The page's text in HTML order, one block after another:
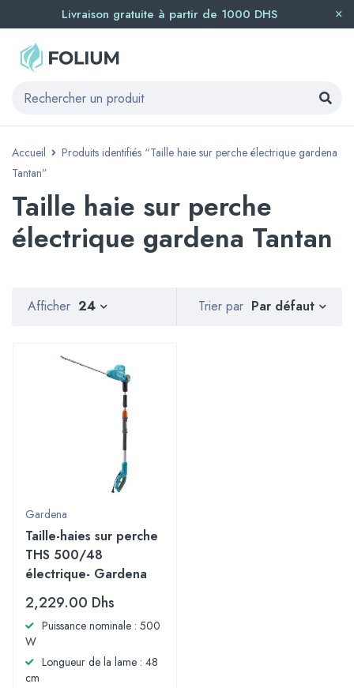
Livraison gratuite à partir de 1000 DHS
Accueil
Produits identifiés “Taille haie sur perche électrique gardena
Tantan”
Taille haie sur perche
électrique gardena Tantan
Trier par Par défaut
Afficher 24
Gardena
Taille-haies sur perche
THS 500/48
électrique- Gardena
2,229.00 Dhs
Puissance nominale : 500
W
Longueur de la lame : 48
cm